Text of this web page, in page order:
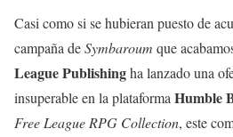
Casi como si se hubieran puesto de
campaña deSymbaroum que
League Publishingha lanzado una
insuperable en la plataforma Humble
Free League RPG Collection, este